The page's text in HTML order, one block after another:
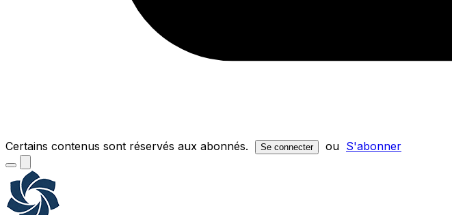
Certains contenus sont réservés aux abonnés. Se connecter ou S'abonner